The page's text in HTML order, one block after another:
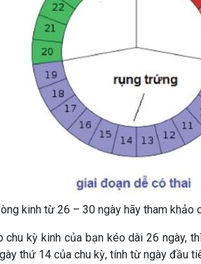
kinh từ 26 – 30 ngày hãy tham khảo
chu kỳ kinh của bạn kéo dài 26 ngày,
thứ 14 của chu kỳ, tính từ ngày đầu